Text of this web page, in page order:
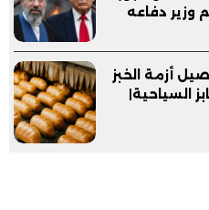
دفاعه
أزمة الخبز
السياحية|